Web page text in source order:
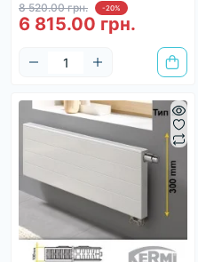
8 520.00 грн. -20%
6 815.00 грн.